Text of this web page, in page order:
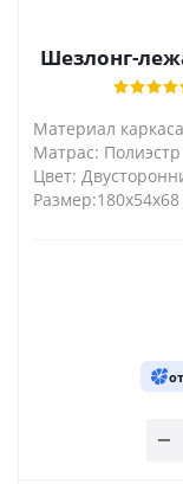
Шезлонг-
Материал
Матрас: Полиэстр
Цвет: